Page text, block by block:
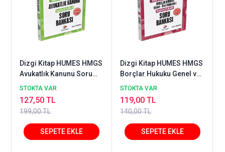
Dizgi Kitap HUMES HMGS
Avukatlık Kanunu Soru
Bankası Çözümlü -
Kitap
STOKTA VAR
199,00 TL
127,50 TL
Dizgi Kitap HUMES HMGS
Borçlar Hukuku Genel ve
Özel Hükümler Soru
Mustafa Dinçdemir Dizgi
Kitap
STOKTA VAR
140,00 TL
119,00 TL